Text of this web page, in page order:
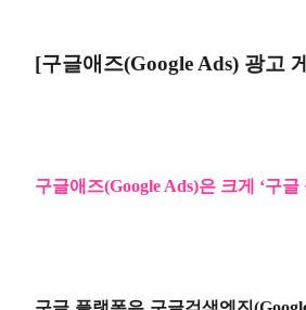
[구글애즈(Google Ads) 광고
구글애즈(Google Ads)은 크게 ‘구글